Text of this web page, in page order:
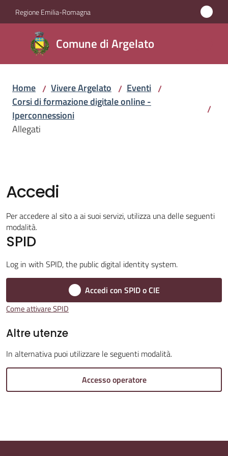
Vai al contenuto
Vai alla navigazione
Vai al footer
Regione Emilia-Romagna
Comune di Argelato
Comune
di
Argelato
Amministrazione
Vivere
Argelato
Menu selezionato
Amministrazione
gli
argomenti...
Seguici
Home / Vivere Argelato / Eventi /
Corsi di formazione digitale online -
Iperconnessioni
/
Allegati
Accedi
Per accedere al sito a ai suoi servizi, utilizza una delle seguenti
modalità.
SPID
Log in with SPID, the public digital identity system.
Accedi con SPID o CIE
Come attivare SPID
Altre utenze
In alternativa puoi utilizzare le seguenti modalità.
Accesso operatore